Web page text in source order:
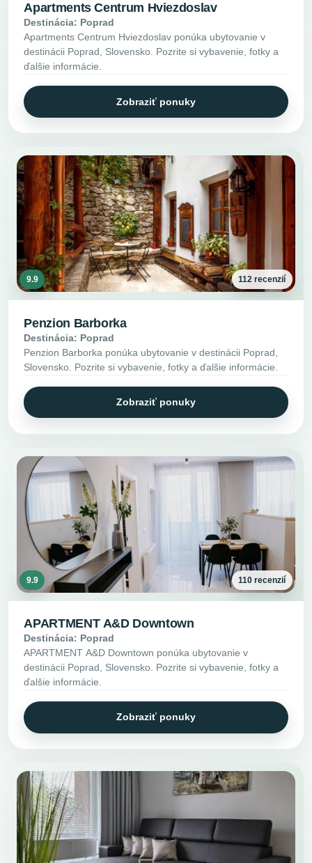
Apartments Centrum Hviezdoslav
Destinácia: Poprad
Apartments Centrum Hviezdoslav ponúka ubytovanie v
destinácii Poprad, Slovensko. Pozrite si vybavenie, fotky a
ďalšie informácie.
Zobraziť ponuky
9.9 112 recenzií
Penzion Barborka
Destinácia: Poprad
Penzion Barborka ponúka ubytovanie v destinácii Poprad,
Slovensko. Pozrite si vybavenie, fotky a ďalšie informácie.
Zobraziť ponuky
9.9 110 recenzií
APARTMENT A&D Downtown
Destinácia: Poprad
APARTMENT A&D Downtown ponúka ubytovanie v
destinácii Poprad, Slovensko. Pozrite si vybavenie, fotky a
ďalšie informácie.
Zobraziť ponuky